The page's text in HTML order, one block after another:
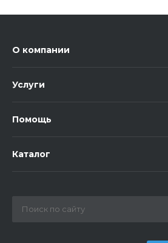
О компании
Услуги
Помощь
Каталог